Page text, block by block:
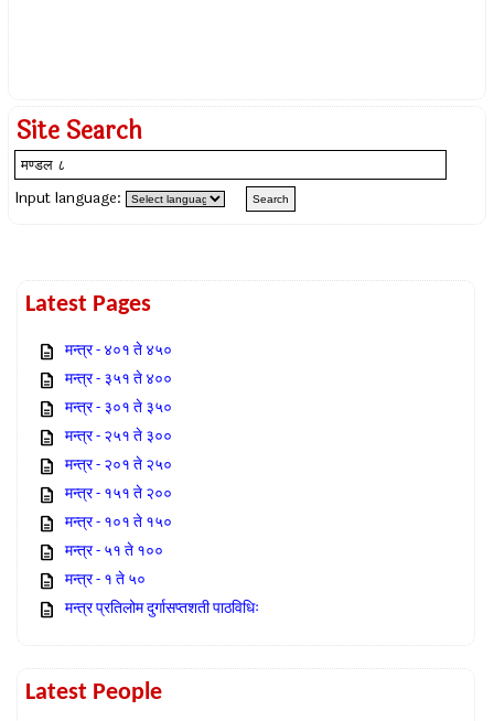
Site Search
Input language:
Latest Pages
मन्त्र - ४०१ ते ४५०
मन्त्र - ३५१ ते ४००
मन्त्र - ३०१ ते ३५०
मन्त्र - २५१ ते ३००
मन्त्र - २०१ ते २५०
मन्त्र - १५१ ते २००
मन्त्र - १०१ ते १५०
मन्त्र - ५१ ते १००
मन्त्र - १ ते ५०
मन्त्र प्रतिलोम दुर्गासप्तशती पाठविधिः
Latest People